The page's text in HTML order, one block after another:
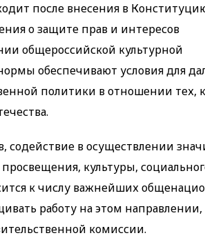
после внесения в
о защите прав и интересов
общероссийской культурной
обеспечивают условия для
политики в отношении тех,
содействие в осуществлении
культуры,
к числу важнейших
работу на этом направлении,
комиссии.